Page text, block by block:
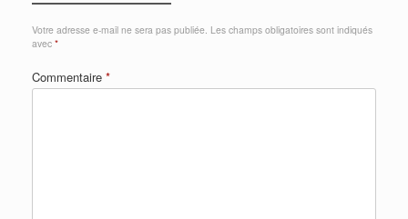
Votre adresse e-mail ne sera pas publiée. Les champs obligatoires sont indiqués
avec *
Commentaire *